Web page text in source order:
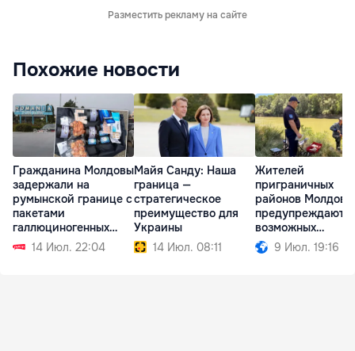
Разместить рекламу на сайте
Похожие новости
Гражданина Молдовы
задержали на
румынской границе с
пакетами
галлюциногенных
грибов14 Июл. 22:04
Майя Санду: Наша
граница —
стратегическое
преимущество для
Украины
14 Июл. 08:11
Жителей
приграничных
районов Молдовы
предупреждают о
возможных
ситуациях риска
9 Июл. 19:16